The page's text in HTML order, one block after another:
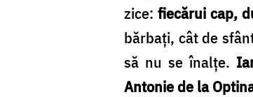
zice:fiecărui cap,
bărbați, cât de
să nu se înalțe.
Antonie de la